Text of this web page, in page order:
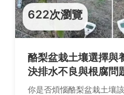
622次瀏覽
酪梨盆栽土壤選擇與
決排水不良與根腐問
你是否煩惱酪梨盆栽土壤